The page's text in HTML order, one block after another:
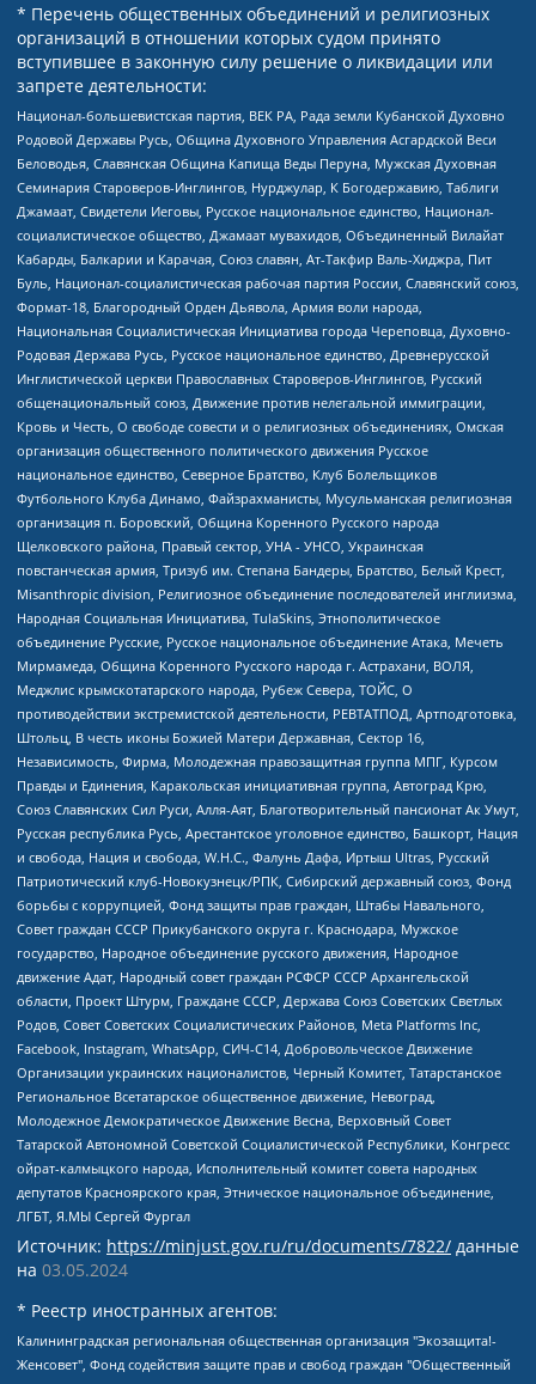
* Перечень общественных объединений и религиозных
организаций в отношении которых судом принято
вступившее в законную силу решение о ликвидации или
запрете деятельности:
Национал-большевистская партия, ВЕК РА, Рада земли Кубанской Духовно
Родовой Державы Русь, Община Духовного Управления Асгардской Веси
Беловодья, Славянская Община Капища Веды Перуна, Мужская Духовная
Семинария Староверов-Инглингов, Нурджулар, К Богодержавию, Таблиги
Джамаат, Свидетели Иеговы, Русское национальное единство, Национал-
социалистическое общество, Джамаат мувахидов, Объединенный Вилайат
Кабарды, Балкарии и Карачая, Союз славян, Ат-Такфир Валь-Хиджра, Пит
Буль, Национал-социалистическая рабочая партия России, Славянский союз,
Формат-18, Благородный Орден Дьявола, Армия воли народа,
Национальная Социалистическая Инициатива города Череповца, Духовно-
Родовая Держава Русь, Русское национальное единство, Древнерусской
Инглистической церкви Православных Староверов-Инглингов, Русский
общенациональный союз, Движение против нелегальной иммиграции,
Кровь и Честь, О свободе совести и о религиозных объединениях, Омская
организация общественного политического движения Русское
национальное единство, Северное Братство, Клуб Болельщиков
Футбольного Клуба Динамо, Файзрахманисты, Мусульманская религиозная
организация п. Боровский, Община Коренного Русского народа
Щелковского района, Правый сектор, УНА - УНСО, Украинская
повстанческая армия, Тризуб им. Степана Бандеры, Братство, Белый Крест,
Misanthropic division, Религиозное объединение последователей инглиизма,
Народная Социальная Инициатива, TulaSkins, Этнополитическое
объединение Русские, Русское национальное объединение Атака, Мечеть
Мирмамеда, Община Коренного Русского народа г. Астрахани, ВОЛЯ,
Меджлис крымскотатарского народа, Рубеж Севера, ТОЙС, О
противодействии экстремистской деятельности, РЕВТАТПОД, Артподготовка,
Штольц, В честь иконы Божией Матери Державная, Сектор 16,
Независимость, Фирма, Молодежная правозащитная группа МПГ, Курсом
Правды и Единения, Каракольская инициативная группа, Автоград Крю,
Союз Славянских Сил Руси, Алля-Аят, Благотворительный пансионат Ак Умут,
Русская республика Русь, Арестантское уголовное единство, Башкорт, Нация
и свобода, Нация и свобода, W.H.С., Фалунь Дафа, Иртыш Ultras, Русский
Патриотический клуб-Новокузнецк/РПК, Сибирский державный союз, Фонд
борьбы с коррупцией, Фонд защиты прав граждан, Штабы Навального,
Совет граждан СССР Прикубанского округа г. Краснодара, Мужское
государство, Народное объединение русского движения, Народное
движение Адат, Народный совет граждан РСФСР СССР Архангельской
области, Проект Штурм, Граждане СССР, Держава Союз Советских Светлых
Родов, Совет Советских Социалистических Районов, Meta Platforms Inc,
Facebook, Instagram, WhatsApp, СИЧ-С14, Добровольческое Движение
Организации украинских националистов, Черный Комитет, Татарстанское
Региональное Всетатарское общественное движение, Невоград,
Молодежное Демократическое Движение Весна, Верховный Совет
Татарской Автономной Советской Социалистической Республики, Конгресс
ойрат-калмыцкого народа, Исполнительный комитет совета народных
депутатов Красноярского края, Этническое национальное объединение,
ЛГБТ, Я.МЫ Сергей Фургал
Источник: https://minjust.gov.ru/ru/documents/7822/ данные
на 03.05.2024
* Реестр иностранных агентов:
Калининградская региональная общественная организация "Экозащита!-Женсовет", Фонд содействия защите прав и свобод граждан "Общественный вердикт", Фонд "Институт Развития Свободы Информации", Частное учреждение "Информационное агентство МЕМО. РУ", Региональная общественная организация "Общественная комиссия по сохранению наследия академика Сахарова", Фонд поддержки свободы прессы, Санкт-Петербургская общественная правозащитная организация "Гражданский контроль", Межрегиональная общественная организация "Информационно-просветительский центр "Мемориал", Региональный Фонд "Центр Защиты Прав Средств Массовой Информации", с 05.12.2023 Фонд "Центр Защиты Прав Средств массовой информации", Региональная общественная благотворительная организация помощи беженцам и мигрантам "Гражданское содействие", Негосударственное образовательное учреждение дополнительного профессионального образования (повышение квалификации) специалистов "АКАДЕМИЯ ПО ПРАВАМ ЧЕЛОВЕКА", Свердловская региональная общественная организация "Сутяжник", Автономная некоммерческая организация "Центр независимых социологических исследований", Союз общественных объединений "Российский исследовательский центр по правам человека", Региональное общественное учреждение научно-информационный центр "МЕМОРИАЛ", Некоммерческая организация "Фонд защиты гласности", Автономная некоммерческая организация "Институт прав человека", Городская общественная организация "Екатеринбургское общество "МЕМОРИАЛ", Городская общественная организация "Рязанское историко-просветительское и правозащитное общество "Мемориал" (Рязанский Мемориал), Челябинский региональный орган общественной самодеятельности – женское общественное объединение "Женщины Евразии", Челябинский региональный орган общественной самодеятельности "Уральская правозащитная группа", Фонд содействия защите здоровья и социальной справедливости имени Андрея Рылькова, Автономная Некоммерческая Организация "Аналитический Центр Юрия Левады", Автономная некоммерческая организация социальной поддержки населения "Проект Апрель", Региональная общественная организация помощи женщинам и детям, находящимся в кризисной ситуации "Информационно-методический центр "Анна", Фонд содействия развитию массовых коммуникаций и правовому просвещению "Так-так-Так", Фонд содействия устойчивому развитию "Серебряная тайга", Свердловский региональный общественный фонд социальных проектов "Новое время", "Idel.Реалии", Кавказ.Реалии, Крым.Реалии, Телеканал Настоящее Время, Татаро-башкирская служба Радио Свобода (Azatliq Radiosi), Радио Свободная Европа/Радио Свобода (PCE/PC), "Сибирь.Реалии", "Фактограф", Благотворительный фонд помощи осужденным и их семьям, Автономная некоммерческая организация "Институт глобализации и социальных движений", Фонд "В защиту прав заключенных", Частное учреждение "Центр поддержки и содействия развитию средств массовой информации", Пензенский региональный общественный благотворительный фонд "Гражданский союз", "Север.Реалии", Некоммерческая организация Фонд "Правовая инициатива", Общество с ограниченной ответственностью "Радио Свободная Европа/Радио Свобода", Чешское информационное агентство "MEDIUM-ORIENT", Красноярская региональная общественная организация "Мы против СПИДа", Камалягин Денис Николаевич, Маркелов Сергей Евгеньевич, Пономарев Лев Александрович, Савицкая Людмила Алексеевна, Автономная некоммерческая организация "Центр по работе с проблемой насилия "НАСИЛИЮ.НЕТ", Межрегиональный профессиональный союз работников здравоохранения "Альянс врачей", Юридическое лицо, зарегистрированное в Латвийской Республике, SIA "Medusa Project" (регистрационный номер 40103797863, дата регистрации 10.06.2014), Некоммерческая организация "Фонд по борьбе с коррупцией", Автономная некоммерческая организация "Институт права и публичной политики", Баданин Роман Сергеевич, Гликин Максим Александрович, Железнова Мария Михайловна, Лукьянова Юлия Сергеевна, Маетная Елизавета Витальевна, Маняхин Петр Борисович, Чуракова Ольга Владимировна, Ярош Юлия Петровна, Юридическое лицо "The Insider SIA", зарегистрированное в Риге, Латвийская Республика (дата регистрации 26.06.2015), являющееся администратором доменного имени интернет-издания "The Insider SIA", https://theins.ru, Постернак Алексей Евгеньевич, Рубин Михаил Аркадьевич, Анин Роман Александрович, Юридическое лицо Istories fonds, зарегистрированное в Латвийской Республике (регистрационный номер 50008295751, дата регистрации 24.02.2020), Великовский Дмитрий Александрович, Долинина Ирина Николаевна, Мароховская Алеся Алексеевна, Шлейнов Роман Юрьевич, Шмагун Олеся Валентиновна, Общество с ограниченной ответственностью "Альтаир 2021", Общество с ограниченной ответственностью "Вега 2021", Общество с ограниченной ответственностью "Главный редактор 2021", Общество с ограниченной ответственностью "Ромашки монолит", Важенков Артем Валерьевич, Ивановская областная общественная организация "Центр гендерных исследований", Гурман Юрий Альбертович, Медиапроект "ОВД-Инфо", Егоров Владимир Владимирович, Жилинский Владимир Александрович, Общество с ограниченной ответственностью "ЗП", Иванова София Юрьевна, Карезина Инна Павловна, Кильтау Екатерина Викторовна, Петров Алексей Викторович, Пискунов Сергей Евгеньевич, Смирнов Сергей Сергеевич, Тихонов Михаил Сергеевич, Общество с ограниченной ответственностью "ЖУРНАЛИСТ-ИНОСТРАННЫЙ АГЕНТ", Арапова Галина Юрьевна, Вольтская Татьяна Анатольевна, Американская компания "Mason G.E.S. Anonymous Foundation" (США), являющаяся владельцем интернет-издания https://mnews.world/, Компания "Stichting Bellingcat", зарегистрированная в Нидерландах (дата регистрации 11.07.2018), Захаров Андрей Вячеславович, Клепиковская Екатерина Дмитриевна, Общество с ограниченной ответственностью "МЕМО", Перл Роман Александрович, Симонов Евгений Алексеевич, Соловьева Елена Анатольевна, Сотников Даниил Владимирович, Сурначева Елизавета Дмитриевна, Автономная некоммерческая организация по защите прав человека и информированию населения "Якутия – Наше Мнение", Общество с ограниченной ответственностью "Москоу диджитал медиа", с 26.01.2023 Общество с ограниченной ответственностью "Чайка Белые сады", Ветошкина Валерия Валерьевна, Заговора Максим Александрович, Межрегиональное общественное движение "Российская ЛГБТ - сеть", Оленичев Максим Владимирович, Павлов Иван Юрьевич, Скворцова Елена Сергеевна, Общество с ограниченной ответственностью "Как бы инагент", Кочетков Игорь Викторович, Общество с ограниченной ответственностью "Честные выборы", Еланчик Олег Александрович, Общество с ограниченной ответственностью "Нобелевский призыв", Гималова Регина Эмилевна, Григорьев Андрей Валерьевич, Григорьева Алина Александровна, Ассоциация по содействию защите прав призывников, альтернативнослужащих и военнослужащих "Правозащитная группа "Гражданин.Армия.Право", Хисамова Регина Фаритовна, Автономная некоммерческая организация по реализации социально-правовых программ "Лилит", Дальневосточное общественное движение "Маяк", Санкт-Петербургская ЛГБТ-инициативная группа "Выход", Инициативная группа ЛГБТ+ "Реверс", Алексеев Андрей Викторович, Бекбулатова Таисия Львовна, Беляев Иван Михайлович, Владыкина Елена Сергеевна, Гельман Марат Александрович, Никульшина Вероника Юрьевна, Толоконникова Надежда Андреевна, Шендерович Виктор Анатольевич, Общество с ограниченной ответственностью "Данное сообщение", Общество с ограниченной ответственностью Издательский дом "Новая глава", Айнбиндер Александра Александровна, Московский комьюнити-центр для ЛГБТ+инициатив, Благотворительный фонд развития филантропии, Deutsche Welle (Германия, Kurt-Schumacher-Strasse 3, 53113 Bonn), Борзунова Мария Михайловна, Воробьев Виктор Викторович, Голубева Анна Львовна, Константинова Алла Михайловна, Малкова Ирина Владимировна, Мурадов Мурад Абдулгалимович, Осетинская Елизавета Николаевна, Понасенков Евгений Николаевич, Ганапольский Матвей Юрьевич, Киселев Евгений Алексеевич, Борухович Ирина Григорьевна, Дремин Иван Тимофеевич, Дубровский Дмитрий Викторович, Красноярская региональная общественная организация поддержки и развития альтернативных образовательных технологий и межкультурных коммуникаций "ИНТЕРРА", Маяковская Екатерина Алексеевна, Фейгин Марк Захарович, Филимонов Андрей Викторович, Дзугкоева Регина Николаевна, Доброхотов Роман Александрович, Дудь Юрий Александрович, Елкин Сергей Владимирович, Кругликов Кирилл Игоревич, Сабунаева Мария Леонидовна, Семенов Алексей Владимирович, Шаинян Карен Багратович, Шульман Екатерина Михайловна, Асафьев Артур Валерьевич, Вахштайн Виктор Семенович, Венедиктов Алексей Алексеевич, Лушникова Екатерина Евгеньевна, Волков Леонид Михайлович, Невзоров Александр Глебович, Пархоменко Сергей Борисович, Сироткин Ярослав Николаевич, Кара-Мурза Владимир Владимирович, Баранова Наталья Владимировна, Гозман Леонид Яковлевич, Кагарлицкий Борис Юльевич, Климарев Михаил Валерьевич, Милов Владимир Станиславович, Автономная некоммерческая организация Краснодарский центр современного искусства "Типография", Моргенштерн Алишер Тагирович, Соболь Любовь Эдуардовна, Общество с ограниченной ответственностью "ЛИЗА НОРМ", Каспаров Гарри Кимович, Ходорковский Михаил Борисович, Общество с ограниченной ответственностью "Апрельские тезисы", Данилович Ирина Брониславовна, Кашин Олег Владимирович, Петров Николай Владимирович, Пивоваров Алексей Владимирович, Соколов Михаил Владимирович, Цветкова Юлия Владимировна, Чичваркин Евгений Александрович, Комитет против пыток/Команда против пыток, Общество с ограниченной ответственностью "Первый научный", Общество с ограниченной ответственностью "Вертолет и ко", Белоцерковская Вероника Борисовна, Кац Максим Евгеньевич, Лазарева Татьяна Юрьевна, Шаведдинов Руслан Табризович, Яшин Илья Валерьевич, Общество с ограниченной ответственностью "Иноагент ААВ", Алешковский Дмитрий Петрович, Альбац Евгения Марковна, Быков Дмитрий Львович, Галямина Юлия Евгеньевна, Лойко Сергей Леонидович, Мартынов Кирилл Константинович, Медведев Сергей Александрович, Крашенинников Федор Геннадиевич, Гордеева Катерина Вл